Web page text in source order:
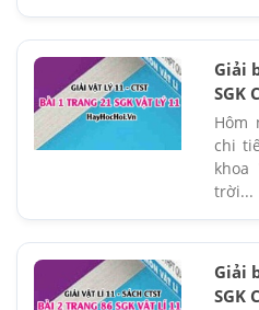
Giải
SGK
Hôm
chi
trời...
Giải
SGK